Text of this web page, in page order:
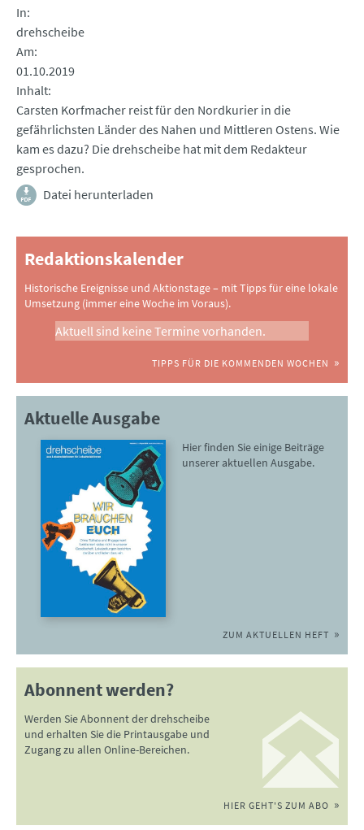
In
drehscheibe
Am
01.10.2019
Inhalt
Carsten Korfmacher reist für den Nordkurier in die
gefährlichsten Länder des Nahen und Mittleren Ostens. Wie
kam es dazu? Die drehscheibe hat mit dem Redakteur
gesprochen.
Datei herunterladen
Redaktionskalender
Historische Ereignisse und Aktionstage – mit Tipps für eine lokale
Umsetzung (immer eine Woche im Voraus).
Aktuell sind keine Termine vorhanden.
TIPPS FÜR DIE KOMMENDEN WOCHEN
Aktuelle Ausgabe
Hier finden Sie einige Beiträge
unserer aktuellen Ausgabe.
ZUM AKTUELLEN HEFT
Abonnent werden?
Werden Sie Abonnent der drehscheibe
und erhalten Sie die Printausgabe und
Zugang zu allen Online-Bereichen.
HIER GEHT'S ZUM ABO